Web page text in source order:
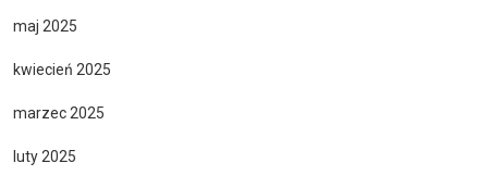
maj 2025
kwiecień 2025
marzec 2025
luty 2025